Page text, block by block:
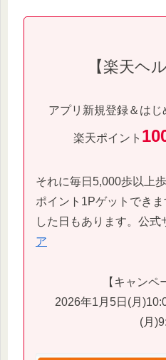
【楽天ヘ
アプリ新規登録＆はじ
楽天ポイント
それに毎日5,000歩以上
ポイント1Pゲットでき
した日もあります。公
ア
【キャンペ
2026年1月5日(月
(月